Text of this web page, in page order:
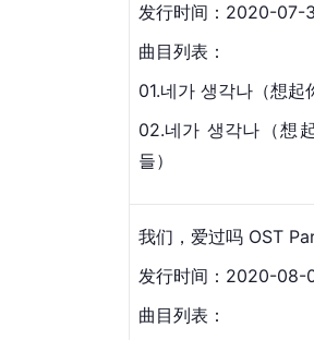
发行时间：2020-07-
曲目列表：
01.네가 생각나（想
02.네가 생각나（想
들）
我们，爱过吗 OST
发行时间：2020-08-
曲目列表：